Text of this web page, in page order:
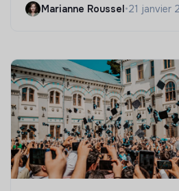
Marianne Roussel•21 janvier